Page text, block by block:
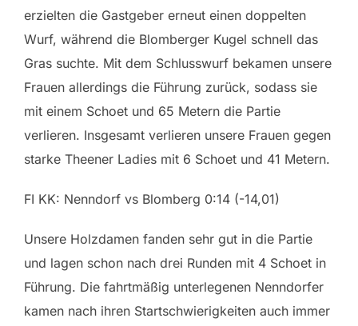
erzielten die Gastgeber erneut einen doppelten
Wurf, während die Blomberger Kugel schnell das
Gras suchte. Mit dem Schlusswurf bekamen unsere
Frauen allerdings die Führung zurück, sodass sie
mit einem Schoet und 65 Metern die Partie
verlieren. Insgesamt verlieren unsere Frauen gegen
starke Theener Ladies mit 6 Schoet und 41 Metern.
FI KK: Nenndorf vs Blomberg 0:14 (-14,01)
Unsere Holzdamen fanden sehr gut in die Partie
und lagen schon nach drei Runden mit 4 Schoet in
Führung. Die fahrtmäßig unterlegenen Nenndorfer
kamen nach ihren Startschwierigkeiten auch immer